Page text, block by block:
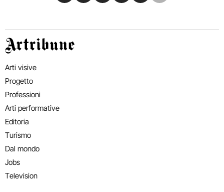
Artribune
Arti visive
Progetto
Professioni
Arti performative
Editoria
Turismo
Dal mondo
Jobs
Television